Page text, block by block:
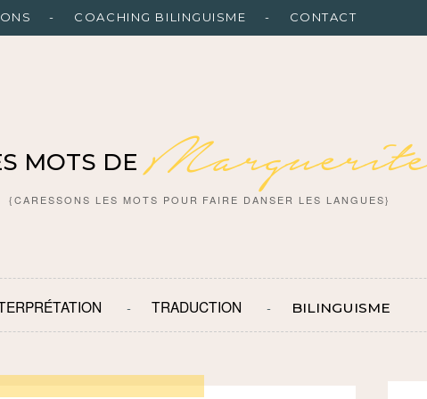
COACHING BILINGUISME CONTACT
MOTS DE Marguerite
{CARESSONS LES MOTS POUR FAIRE DANSER LES LANGUES}
TRADUCTION BILINGUISME